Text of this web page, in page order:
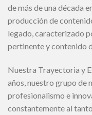
de más de una década
producción de
legado, caracterizado
pertinente y contenido
Nuestra Trayectoria y
años, nuestro grupo de
profesionalismo e
constantemente al